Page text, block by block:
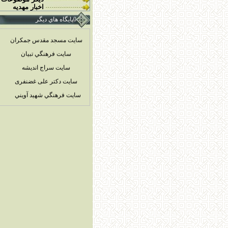
اخبار مهديه
0پايگاه هاي ديگر
سايت فرهنگي تبيان
سايت سراج انديشه
سایت دکتر علی غضنفری
سايت فرهنگي شهيد آويني